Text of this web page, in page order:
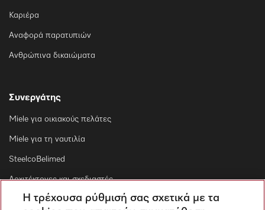
Καριέρα
Αναφορά παρατυπιών
Ανθρώπινα δικαιώματα
Συνεργάτης
Miele για οικιακούς πελάτες
Miele για τη ναυτιλία
SteelcoBelimed
Αρχιτέκτονες και σχεδιαστές
Για εμπορικούς συνεργάτες
Η τρέχουσα ρύθμισή σας σχετικά με τα